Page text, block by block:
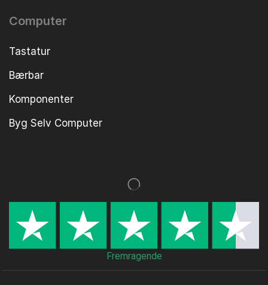
Computer
Tastatur
Bærbar
Komponenter
Byg Selv Computer
Fremragende